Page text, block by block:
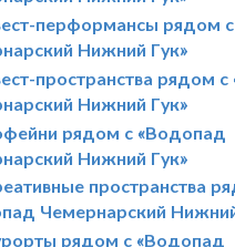
перформансы рядом
Нижний Гук»
пространства рядом
Нижний Гук»
рядом с «Водопад
Нижний Гук»
пространства
Чемернарский
рядом с «Водопад